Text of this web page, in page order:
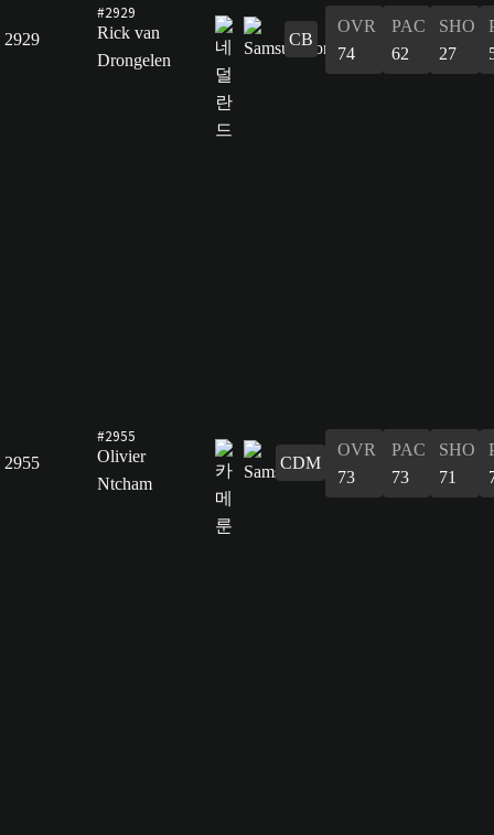
2929
#2929
Rick van
Drongelen
CB
OVR
74
PAC
62
SHO
27
2955
#2955
Olivier
Ntcham
CDM
OVR
73
PAC
73
SHO
71